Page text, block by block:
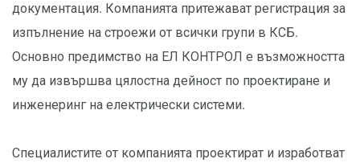
документация. Компанията притежават регистрация за
изпълнение на строежи от всички групи в КСБ.
Основно предимство на ЕЛ КОНТРОЛ е възможността
му да извършва цялостна дейност по проектиране и
инженеринг на електрически системи.
Специалистите от компанията проектират и изработват